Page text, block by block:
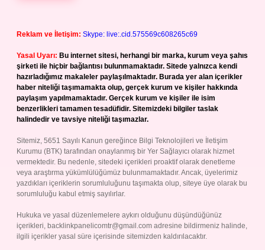
Reklam ve İletişim: Skype: live:.cid.575569c608265c69
Yasal Uyarı: Bu internet sitesi, herhangi bir marka, kurum veya şahıs
şirketi ile hiçbir bağlantısı bulunmamaktadır. Sitede yalnızca kendi
hazırladığımız makaleler paylaşılmaktadır. Burada yer alan içerikler
haber niteliği taşımamakta olup, gerçek kurum ve kişiler hakkında
paylaşım yapılmamaktadır. Gerçek kurum ve kişiler ile isim
benzerlikleri tamamen tesadüfidir. Sitemizdeki bilgiler taslak
halindedir ve tavsiye niteliği taşımazlar.
Sitemiz, 5651 Sayılı Kanun gereğince Bilgi Teknolojileri ve İletişim
Kurumu (BTK) tarafından onaylanmış bir Yer Sağlayıcı olarak hizmet
vermektedir. Bu nedenle, sitedeki içerikleri proaktif olarak denetleme
veya araştırma yükümlülüğümüz bulunmamaktadır. Ancak, üyelerimiz
yazdıkları içeriklerin sorumluluğunu taşımakta olup, siteye üye olarak bu
sorumluluğu kabul etmiş sayılırlar.
Hukuka ve yasal düzenlemelere aykırı olduğunu düşündüğünüz
içerikleri, backlinkpanelicomtr@gmail.com adresine bildirmeniz halinde,
ilgili içerikler yasal süre içerisinde sitemizden kaldırılacaktır.